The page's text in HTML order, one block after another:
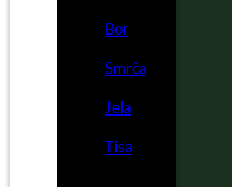
Bor
Smrča
Jela
Tisa